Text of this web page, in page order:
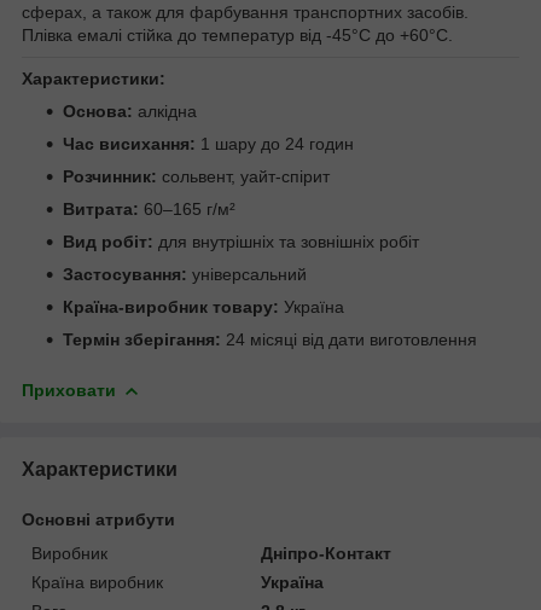
сферах, а також для фарбування транспортних засобів.
Плівка емалі стійка до температур від -45°С до +60°С.
Характеристики:
Основа: алкідна
Час висихання: 1 шару до 24 годин
Розчинник: сольвент, уайт-спірит
Витрата: 60–165 г/м²
Вид робіт: для внутрішніх та зовнішніх робіт
Застосування: універсальний
Країна-виробник товару: Україна
Термін зберігання: 24 місяці від дати виготовлення
Приховати
Характеристики
Основні атрибути
Виробник
Дніпро-Контакт
Країна виробник
Україна